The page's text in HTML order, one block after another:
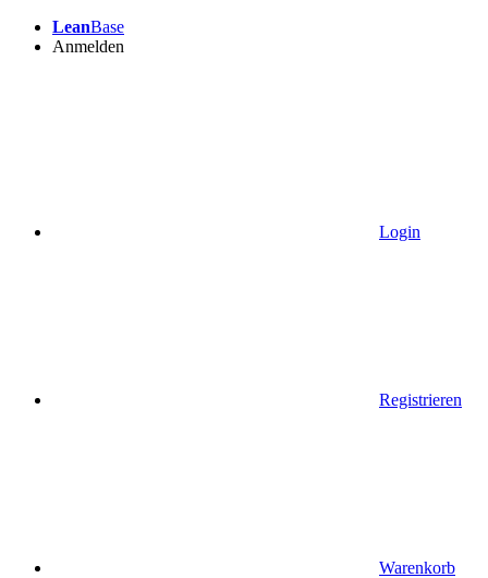
LeanBase
Anmelden
Login
Registrieren
Warenkorb